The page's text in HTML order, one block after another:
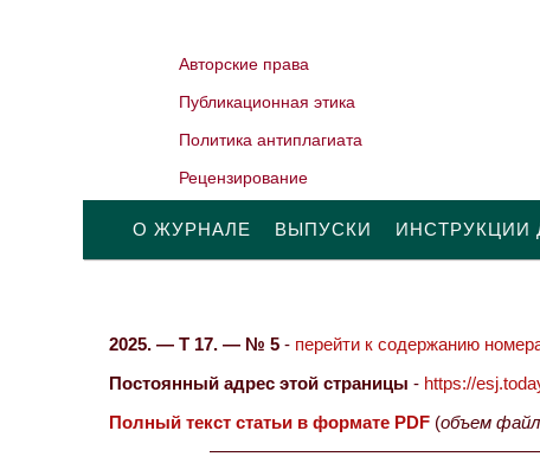
Авторские права
Публикационная этика
Политика антиплагиата
Рецензирование
О ЖУРНАЛЕ ВЫПУСКИ ИНСТРУКЦИИ
2025. — Т 17. — № 5 - перейти к содержанию
Постоянный адрес этой страницы - https://
Полный текст статьи в формате PDF (объем